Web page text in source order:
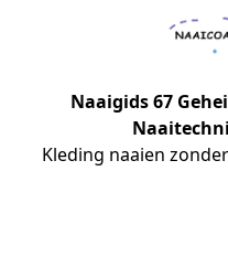
Naaigids 67
Kleding naaien